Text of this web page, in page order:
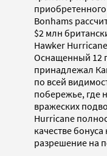
Bonhams
$2 млн
Hawker
Оснащенный 12
принадлежал
по всей
побережье, где
вражеских
Hurricane
качестве
разрешение на